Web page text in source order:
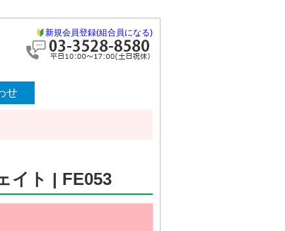
新規会員登録(組合員になる)
せ
イト | FE053